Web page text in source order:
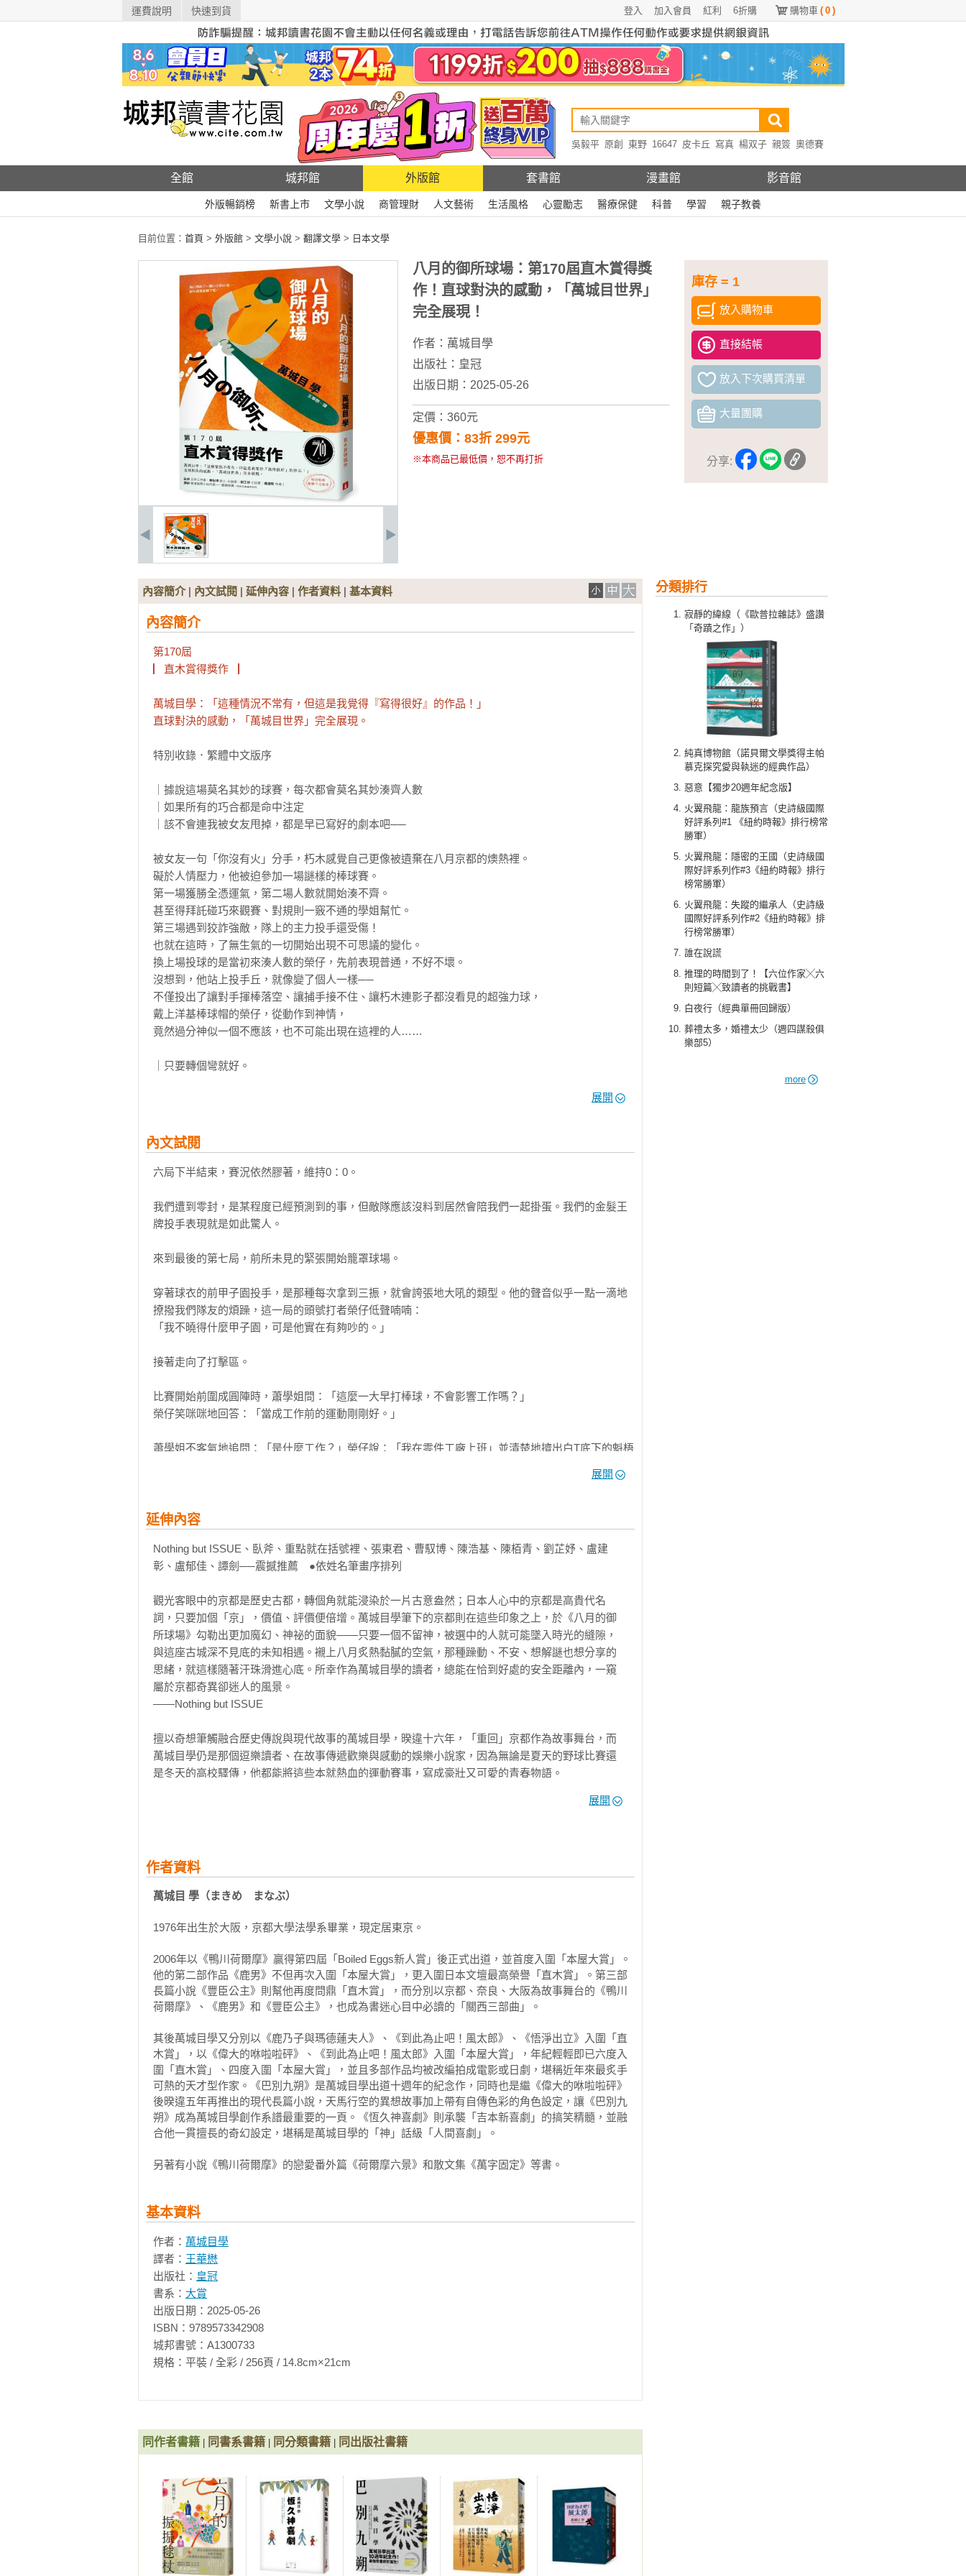
運費說明 快速到貨 購物車 ( 0 )
6折購
紅利
加入會員
登入
吳毅平 原創 東野 16647 皮卡丘 寫真 楊双子 親簽 奧德賽
全館 城邦館 外版館 套書館 漫畫館 影音館
外版暢銷榜 新書上市 文學小說 商管理財 人文藝術 生活風格 心靈勵志 醫療保健 科普 學習 親子教養
目前位置： 首頁 > 外版館 > 文學小說 > 翻譯文學 > 日本文學
庫存 = 1
放入購物車
直接結帳
放入下次購買清單
大量團購
分享:
八月的御所球場：第170屆直木賞得獎
作！直球對決的感動，「萬城目世界」
完全展現！
作者： 萬城目學
出版社： 皇冠
出版日期：2025-05-26
定價：360元
優惠價：83折 299元
※本商品已最低價，恕不再打折
分類排行
寂靜的緯線（《歐普拉雜誌》盛讚
「奇蹟之作」）
純真博物館（諾貝爾文學獎得主帕
慕克探究愛與執迷的經典作品）
惡意【獨步20週年紀念版】
火翼飛龍：龍族預言（史詩級國際
好評系列#1 《紐約時報》排行榜常
勝軍）
火翼飛龍：隱密的王國（史詩級國
際好評系列作#3《紐約時報》排行
榜常勝軍）
火翼飛龍：失蹤的繼承人（史詩級
國際好評系列作#2《紐約時報》排
行榜常勝軍）
誰在說謊
推理的時間到了！【六位作家╳六
則短篇╳致讀者的挑戰書】
白夜行（經典單冊回歸版）
葬禮太多，婚禮太少（週四謀殺俱
樂部5）
more
內容簡介| 內文試閱 | 延伸內容 | 作者資料 | 基本資料
內容簡介
第170屆
▏直木賞得獎作▕
萬城目學：「這種情況不常有，但這是我覺得『寫得很好』的作品！」
直球對決的感動，「萬城目世界」完全展現。
特別收錄．繁體中文版序
｜據說這場莫名其妙的球賽，每次都會莫名其妙湊齊人數
｜如果所有的巧合都是命中注定
｜該不會連我被女友甩掉，都是早已寫好的劇本吧──
被女友一句「你沒有火」分手，朽木感覺自己更像被遺棄在八月京都的燠熱裡。
礙於人情壓力，他被迫參加一場謎樣的棒球賽。
第一場獲勝全憑運氣，第二場人數就開始湊不齊。
甚至得拜託碰巧來觀賽、對規則一竅不通的學姐幫忙。
第三場遇到狡詐強敵，隊上的主力投手還受傷！
也就在這時，了無生氣的一切開始出現不可思議的變化。
換上場投球的是當初來湊人數的榮仔，先前表現普通，不好不壞。
沒想到，他站上投手丘，就像變了個人一樣──
不僅投出了讓對手揮棒落空、讓捕手接不住、讓朽木連影子都沒看見的超強力球，
戴上洋基棒球帽的榮仔，從動作到神情，
竟然過分神似一個不應該，也不可能出現在這裡的人……
｜只要轉個彎就好。
無可救藥的大路痴坂東，在全國女子高中驛傳前夕被徵召上場代跑。
暌違二十七年才參加到的大賽，竟然要她負責最後一棒？！
果不其然，令人擔心的事發生了。
右轉，就連指路的三角錐都被茫茫大雪淹沒。
這種時候，那群陪跑怪人，竟然還殺氣騰騰地大喊「我砍死你！」
直到相信自己不是一個人，才有自信在正確的方向上奔跑。
直到明白最簡單的最難以獲得，才懂生命中有什麼是難得。
萬城目學用京都的最冷與最熱，試圖重燃每個人心中曾經熄滅的火苗。
更試圖讓我們知道，即使我們成為了「有火」的人，足以橫渡迷惘，填補空蕩
▏繼《鴨川荷爾摩》、《荷爾摩六景》之後，再度以京都為舞台創作
場》之旅。作品中登場的「SECOND HOUSE」也在御所附近（應該掛著我的簽名）。
展開
內文試閱
六局下半結束，賽況依然膠著，維持0：0。
我們遭到零封，是某程度已經預測到的事，但敵隊應該沒料到居然會陪我們一起掛蛋。我們的金髮王
牌投手表現就是如此驚人。
來到最後的第七局，前所未見的緊張開始籠罩球場。
穿著球衣的前甲子園投手，是那種每次拿到三振，就會誇張地大吼的類型。他的聲音似乎一點一滴地
撩撥我們隊友的煩躁，這一局的頭號打者榮仔低聲喃喃：
「我不曉得什麼甲子園，可是他實在有夠吵的。」
接著走向了打擊區。
比賽開始前圍成圓陣時，蕭學姐問：「這麼一大早打棒球，不會影響工作嗎？」
榮仔笑咪咪地回答：「當成工作前的運動剛剛好。」
蕭學姐不客氣地追問：「是什麼工作？」榮仔說：「我在零件工廠上班」並清楚地擠出白T底下的魁梧
雖然很想跟著隼人一起幫忙打氣，但我實在想不到任何有用的話，這時旁邊傳來粗獷的吼聲：
「歐里空打咧！」
那道聲音尖銳地響徹整座球場，連聽到加油聲的榮仔都嚇到放下了球棒。
「歐里空打咧！」
蕭學姐舉拳朝天，更加拉大了嗓門吼叫。
聽到這來自北京、過度模仿大叔粗啞嗓音的加油聲，榮仔輕點了一下頭，重新架好球棒。
投手振臂高揮。
隨著一陣歡呼，眾人都衝到白線前面，伸長了脖子想要看清楚落地地點。
於要超過三壘時——
「停！」
多聞大大地舉手制止。
榮仔捲起塵土緊急煞車，折回三壘板，同時穿球衣的左外野手一記漂亮的回球正送到游擊手手中。如
果榮仔繼續朝本壘衝刺，絕對會被觸殺出局。
「完美擊中了打算三球解決的指叉球呢。」
多聞感動無比地喃喃道，接著用力拍手。
無人出局，三壘有人。
大好機會。
遠藤在一下子熱烈起來的隊友聲援下走向打擊區。
敵隊捕手跑向投手，而投手也沒有震驚的樣子，兩人氣定神閒地交談。捕手離開後，投手朝著虛空大
喝一聲：「哈！」
接著是一記壞球，然後又是好球。
馬上就窮途末路了。
就在這時——
「一、二、三。」
展開
延伸內容
Nothing but ISSUE、臥斧、重點就在括號裡、張東君、曹馭博、陳浩基、陳栢青、劉芷妤、盧建
彰、盧郁佳、譚劍──震撼推薦　●依姓名筆畫序排列
觀光客眼中的京都是歷史古都，轉個角就能浸染於一片古意盎然；日本人心中的京都是高貴代名
詞，只要加個「京」，價值、評價便倍增。萬城目學筆下的京都則在這些印象之上，於《八月的御
所球場》勾勒出更加魔幻、神祕的面貌——只要一個不留神，被選中的人就可能墜入時光的縫隙，
與這座古城深不見底的未知相遇。襯上八月炙熱黏膩的空氣，那種躁動、不安、想解謎也想分享的
思緒，就這樣隨著汗珠滑進心底。所幸作為萬城目學的讀者，總能在恰到好處的安全距離內，一窺
屬於京都奇異卻迷人的風景。
——Nothing but ISSUE
擅以奇想筆觸融合歷史傳說與現代故事的萬城目學，暌違十六年，「重回」京都作為故事舞台，而
萬城目學仍是那個逗樂讀者、在故事傳遞歡樂與感動的娛樂小說家，因為無論是夏天的野球比賽還
是冬天的高校驛傳，他都能將這些本就熱血的運動賽事，寫成豪壯又可愛的青春物語。
——作家｜張東君
惟有「好好活著」，成果才會在意想不到的時候到臨——就如《八月的御所球場》，讓萬城目學在
（即使有時會跑錯方向），或像朽木那樣子嘗試燃點內心的火焰，就不會留下任何遺憾了。
猜不透下一個故事的轉角會冒出來什麼，他的故事比變化球還球路難料。偏是在古老的京都才能痛
快的揮棒和奔跑，角色都活得十分懶，近乎廢，卻被小說家寫到正翻書的我們都不由得想動起來，
故事還沒九局下半，一股騷動沿棒球場壘包逐漸朝你我逼近，我知道活著不一定要贏，但能夠在我
耳邊製造出清脆的揮棒聲響——啊，這次有機會嗎？——明確打中我的，只有萬城目學。
——作家｜陳栢青
萬城目學的京都，彷彿總是處於時空搖晃不定的迷人狀態，奔跑（同時迷路）的少女和擊（不中）
球的青年，一不留意便與歷史擦身而過的微穿越，搭配日常又無厘頭的萬城目學式黜臭，讓整個故
事宛如萬花筒一般，在天馬行空的情節裡，讓人笑著笑著又猛不妨地心動／心酸起來。我說，那個
好像本想說些什麼大道理想想又算了的萬城目學，你先承認自己就是你的小說裡走出來的人吧！
吧！這麼中二的瞎事，背後竟然隱藏了曲折暖熨的情思，把棒球場變為巨大的召喚魔法陣。看似漫
不經心，卻是靜水流深，帥氣得叫人動心。
──作家｜盧郁佳
展開
作者資料
萬城目 學（まきめ　まなぶ）
1976年出生於大阪，京都大學法學系畢業，現定居東京。
2006年以《鴨川荷爾摩》贏得第四屆「Boiled Eggs新人賞」後正式出道，並首度入圍「本屋大賞」。
他的第二部作品《鹿男》不但再次入圍「本屋大賞」，更入圍日本文壇最高榮譽「直木賞」。第三部
長篇小說《豐臣公主》則幫他再度問鼎「直木賞」，而分別以京都、奈良、大阪為故事舞台的《鴨川
荷爾摩》、《鹿男》和《豐臣公主》，也成為書迷心目中必讀的「關西三部曲」。
其後萬城目學又分別以《鹿乃子與瑪德蓮夫人》、《到此為止吧！風太郎》、《悟淨出立》入圍「直
木賞」，以《偉大的咻啦啦砰》、《到此為止吧！風太郎》入圍「本屋大賞」，年紀輕輕即已六度入
圍「直木賞」、四度入圍「本屋大賞」，並且多部作品均被改編拍成電影或日劇，堪稱近年來最炙手
可熱的天才型作家。《巴別九朔》是萬城目學出道十週年的紀念作，同時也是繼《偉大的咻啦啦砰》
後暌違五年再推出的現代長篇小說，天馬行空的異想故事加上帶有自傳色彩的角色設定，讓《巴別九
朔》成為萬城目學創作系譜最重要的一頁。《恆久神喜劇》則承襲「吉本新喜劇」的搞笑精髓，並融
合他一貫擅長的奇幻設定，堪稱是萬城目學的「神」話級「人間喜劇」。
另著有小說《鴨川荷爾摩》的戀愛番外篇《荷爾摩六景》和散文集《萬字固定》等書。
基本資料
作者： 萬城目學
譯者： 王華懋
出版社： 皇冠
書系： 大賞
出版日期：2025-05-26
ISBN：9789573342908
城邦書號：A1300733
規格：平裝 / 全彩 / 256頁 / 14.8cm×21cm
同作者書籍 同書系書籍 同分類書籍 同出版社書籍